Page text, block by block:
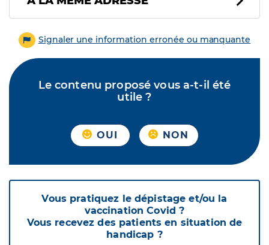
Signaler une information erronée ou manquante
Le contenu proposé vous a-t-il été
utile ?
OUI NON
Vous pratiquez le dépistage et/ou la
vaccination Covid ?
Vous recevez des patients en situation de
handicap ?